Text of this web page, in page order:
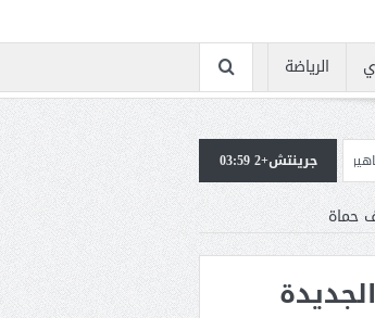
الرياضة
لدى وصوله إلى تركيا لإتمام انتقاله إلى طرابزون سبور
جرينتش+2 03:59
حماة